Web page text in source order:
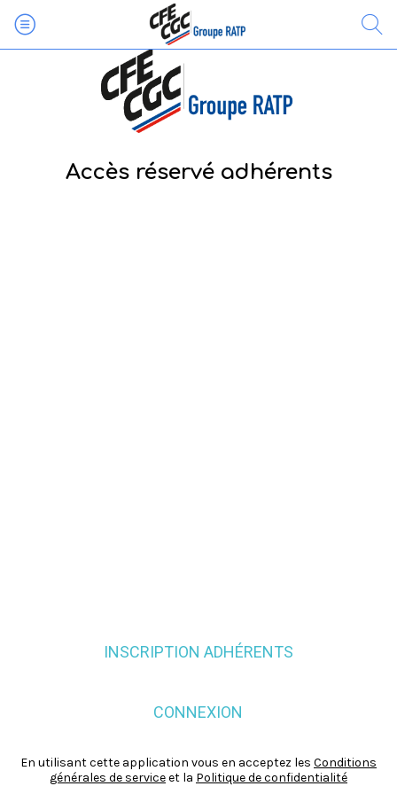
Accès réservé adhérents
INSCRIPTION ADHÉRENTS
CONNEXION
En utilisant cette application vous en acceptez les Conditions
générales de serviceet la Politique de confidentialité